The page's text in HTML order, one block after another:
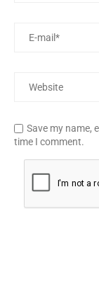
Save my name,
time I comment.